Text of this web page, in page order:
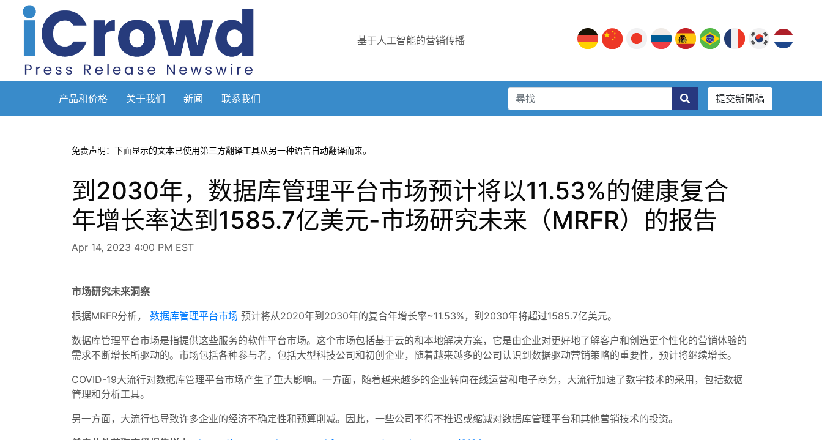
基于人工智能的营销传播
产品和价格 关于我们 新闻 联系我们 提交新聞稿
免责声明：下面显示的文本已使用第三方翻译工具从另一种语言自动翻译而来。
到2030年，数据库管理平台市场预计将以11.53%的健康复合
年增长率达到1585.7亿美元-市场研究未来（MRFR）的报告
Apr 14, 2023 4:00 PM EST
市场研究未来洞察
根据MRFR分析， 数据库管理平台市场 预计将从2020年到2030年的复合年增长率~11.53%，到2030年将超过1585.7亿美元。
数据库管理平台市场是指提供这些服务的软件平台市场。这个市场包括基于云的和本地解决方案，它是由企业对更好地了解客户和创造更个性化的营销体验的
需求不断增长所驱动的。市场包括各种参与者，包括大型科技公司和初创企业，随着越来越多的公司认识到数据驱动营销策略的重要性，预计将继续增长。
COVID-19大流行对数据库管理平台市场产生了重大影响。一方面，随着越来越多的企业转向在线运营和电子商务，大流行加速了数字技术的采用，包括数据
管理和分析工具。
另一方面，大流行也导致许多企业的经济不确定性和预算削减。因此，一些公司不得不推迟或缩减对数据库管理平台和其他营销技术的投资。